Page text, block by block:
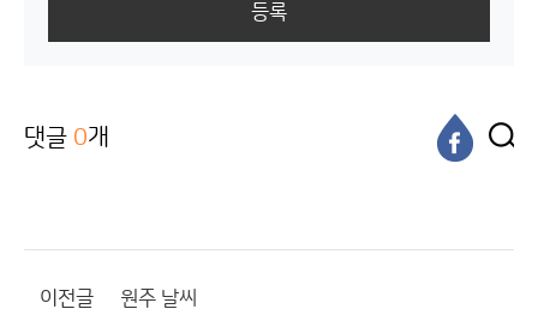
등록
댓글 0개
이전글 원주 날씨